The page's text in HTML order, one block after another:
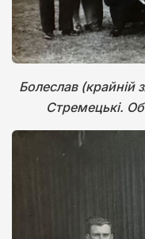
Болеслав (крайній
Стремецькі.